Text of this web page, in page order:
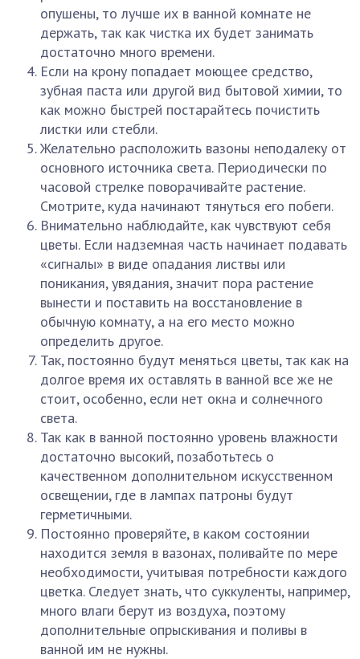
опушены, то лучше их в ванной комнате не
держать, так как чистка их будет занимать
достаточно много времени.
Если на крону попадает моющее средство,
зубная паста или другой вид бытовой химии, то
как можно быстрей постарайтесь почистить
листки или стебли.
Желательно расположить вазоны неподалеку от
основного источника света. Периодически по
часовой стрелке поворачивайте растение.
Смотрите, куда начинают тянуться его побеги.
Внимательно наблюдайте, как чувствуют себя
цветы. Если надземная часть начинает подавать
«сигналы» в виде опадания листвы или
поникания, увядания, значит пора растение
вынести и поставить на восстановление в
обычную комнату, а на его место можно
определить другое.
Так, постоянно будут меняться цветы, так как на
долгое время их оставлять в ванной все же не
стоит, особенно, если нет окна и солнечного
света.
Так как в ванной постоянно уровень влажности
достаточно высокий, позаботьтесь о
качественном дополнительном искусственном
освещении, где в лампах патроны будут
герметичными.
Постоянно проверяйте, в каком состоянии
находится земля в вазонах, поливайте по мере
необходимости, учитывая потребности каждого
цветка. Следует знать, что суккуленты, например,
много влаги берут из воздуха, поэтому
дополнительные опрыскивания и поливы в
ванной им не нужны.